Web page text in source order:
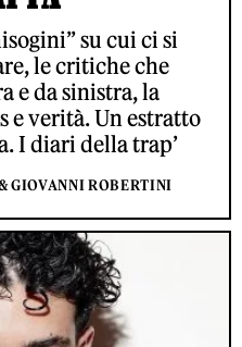
su cui ci si
le critiche che
e da sinistra, la
e verità. Un estratto
I diari della trap’
GIOVANNI ROBERTINI